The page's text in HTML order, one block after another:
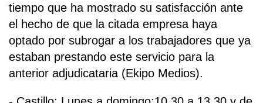
tiempo que ha mostrado su satisfacción ante
el hecho de que la citada empresa haya
optado por subrogar a los trabajadores que ya
estaban prestando este servicio para la
anterior adjudicataria (Ekipo Medios).